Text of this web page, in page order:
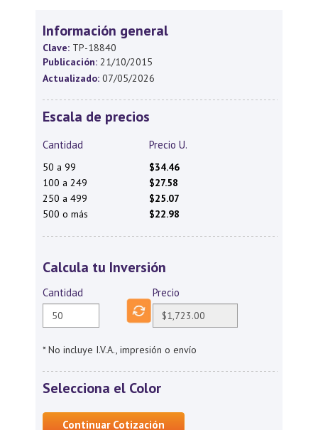
Información general
Clave: TP-18840
Publicación: 21/10/2015
Actualizado: 07/05/2026
Escala de precios
Cantidad Precio U.
50 a 99
$34.46
100 a 249
$27.58
250 a 499
$25.07
500 o más
$22.98
Calcula tu Inversión
Cantidad Precio
* No incluye I.V.A., impresión o envío
Selecciona el Color
Continuar Cotización